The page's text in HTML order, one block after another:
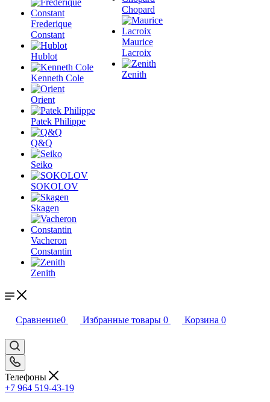
Frederique
Constant
Hublot
Kenneth Cole
Orient
Patek Philippe
Q&Q
Seiko
SOKOLOV
Skagen
Vacheron
Constantin
Zenith
Chopard
Maurice
Lacroix
Zenith
Сравнение0 Избранные товары 0 Корзина 0
Телефоны
+7 964 519-43-19